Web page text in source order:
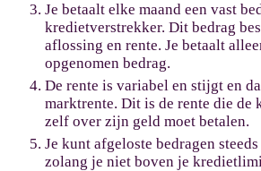
Je betaalt elke maand een vast
kredietverstrekker. Dit bedrag
aflossing en rente. Je betaalt
opgenomen bedrag.
De rente is variabel en stijgt en
marktrente. Dit is de rente die de
zelf over zijn geld moet betalen.
Je kunt afgeloste bedragen
zolang je niet boven je